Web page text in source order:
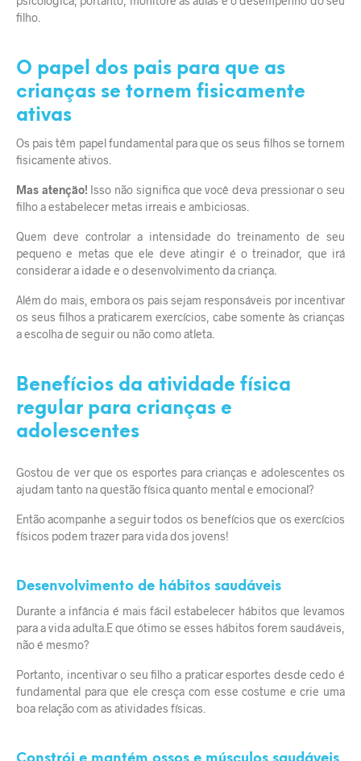
filho.
O papel dos pais para que as
crianças se tornem fisicamente
ativas
Os pais têm papel fundamental para que os seus filhos se tornem
fisicamente ativos.
Mas atenção! Isso não significa que você deva pressionar o seu
filho a estabelecer metas irreais e ambiciosas.
Quem deve controlar a intensidade do treinamento de seu
pequeno e metas que ele deve atingir é o treinador, que irá
considerar a idade e o desenvolvimento da criança.
Além do mais, embora os pais sejam responsáveis por incentivar
os seus filhos a praticarem exercícios, cabe somente às crianças
a escolha de seguir ou não como atleta.
Benefícios da atividade física
regular para crianças e
adolescentes
Gostou de ver que os esportes para crianças e adolescentes os
ajudam tanto na questão física quanto mental e emocional?
Então acompanhe a seguir todos os benefícios que os exercícios
físicos podem trazer para vida dos jovens!
Desenvolvimento de hábitos saudáveis
Durante a infância é mais fácil estabelecer hábitos que levamos
para a vida adulta.E que ótimo se esses hábitos forem saudáveis,
não é mesmo?
Portanto, incentivar o seu filho a praticar esportes desde cedo é
fundamental para que ele cresça com esse costume e crie uma
boa relação com as atividades físicas.